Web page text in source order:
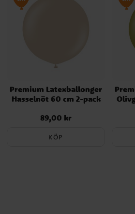
Premium Latexballonger
Hasselnöt 60 cm 2-pack
Pris:89,00 kr
89,00 kr
KÖP